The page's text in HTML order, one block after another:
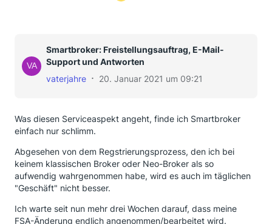
Smartbroker: Freistellungsauftrag, E-Mail-
Support und Antworten
vaterjahre
20. Januar 2021 um 09:21
Was diesen Serviceaspekt angeht, finde ich Smartbroker
einfach nur schlimm.
Abgesehen von dem Regstrierungsprozess, den ich bei
keinem klassischen Broker oder Neo-Broker als so
aufwendig wahrgenommen habe, wird es auch im täglichen
"Geschäft" nicht besser.
Ich warte seit nun mehr drei Wochen darauf, dass meine
FSA-Änderung endlich angenommen/bearbeitet wird.